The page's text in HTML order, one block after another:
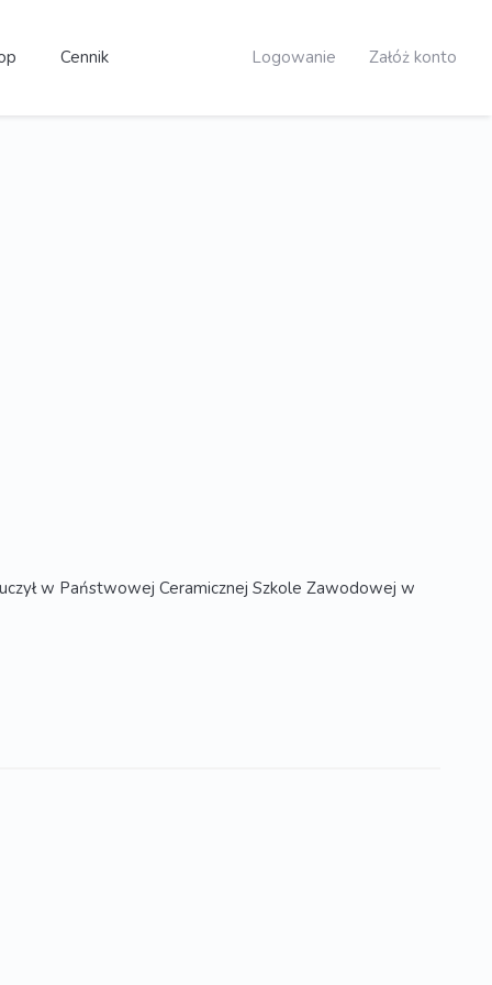
Cennik Logowanie Załóż konto
w Państwowej Ceramicznej Szkole Zawodowej w